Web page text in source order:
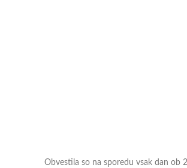
Obvestila so na sporedu vsak dan ob